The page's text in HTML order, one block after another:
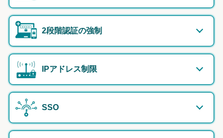
2段階認証の強制
IPアドレス制限
SSO